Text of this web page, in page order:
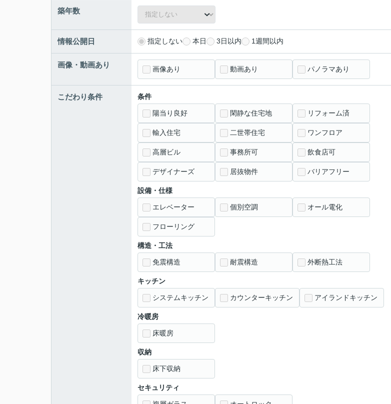
築年数
情報公開日 指定しない 本日 3日以内 1週間以内
画像・動画あり 画像あり 動画あり パノラマあり
こだわり条件 条件
陽当り良好 閑静な住宅地 リフォーム済
輸入住宅 二世帯住宅 ワンフロア
高層ビル 事務所可 飲食店可
デザイナーズ 居抜物件 バリアフリー
設備・仕様
エレベーター 個別空調 オール電化
フローリング
構造・工法
免震構造 耐震構造 外断熱工法
キッチン
システムキッチン カウンターキッチン アイランドキッチン
冷暖房
床暖房
収納
床下収納
セキュリティ